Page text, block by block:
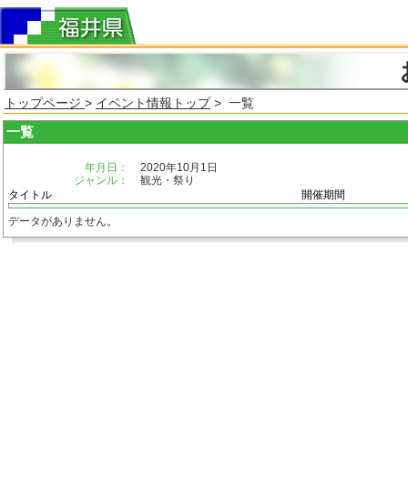
トップページ > イベント情報トップ> 一覧
一覧
年月日：
2020年10月1日
ジャンル：
観光・祭り
タイトル
開催期間
データがありません。